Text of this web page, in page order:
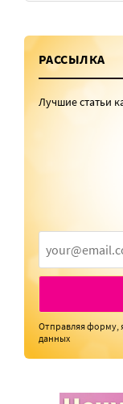
РАССЫЛКА
Лучшие статьи
Отправляя форму,
данных